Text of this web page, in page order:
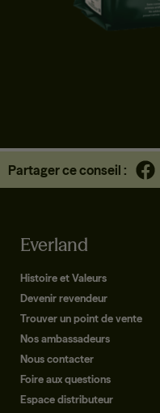
Partager ce conseil :
Everland
Histoire et Valeurs
Devenir revendeur
Trouver un point de vente
Nos ambassadeurs
Nous contacter
Foire aux questions
Espace distributeur